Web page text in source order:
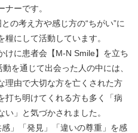
ーです。
の考え方や感じ方の“ちがい”に
にして活動しています。
けに患者会【M-N Smile】を立ち
を通じて出会った人の中には、
理由で大切な方を亡くされた方
打ち明けてくれる方も多く「病
」と気づかされました。
」「発見」「違いの尊重」を感